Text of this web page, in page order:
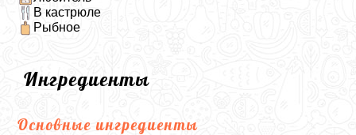
В кастрюле
Рыбное
Ингредиенты
Основные ингредиенты